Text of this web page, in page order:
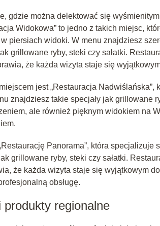
gdzie można delektować się
Widokowa” to jedno z takich miejsc,
piersiach widoki. W menu znajdziesz
grillowane ryby, steki czy sałatki.
że każda wizyta staje się
jest „Restauracja
znajdziesz takie specjały jak grillowane
ale również pięknym widokiem na
Panorama”, która specjalizuje
grillowane ryby, steki czy sałatki.
że każda wizyta staje się wyjątkowym
obsługę.
produkty regionalne